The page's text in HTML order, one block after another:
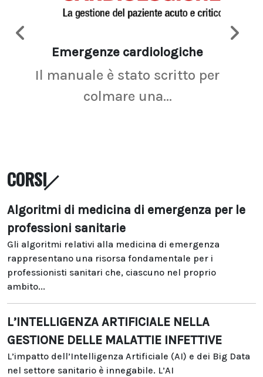
Emergenze cardiologiche
Il manuale è stato scritto per
colmare una...
CORSI
Algoritmi di medicina di emergenza per le
professioni sanitarie
Gli algoritmi relativi alla medicina di emergenza
rappresentano una risorsa fondamentale per i
professionisti sanitari che, ciascuno nel proprio
ambito...
L’INTELLIGENZA ARTIFICIALE NELLA
GESTIONE DELLE MALATTIE INFETTIVE
L’impatto dell’Intelligenza Artificiale (AI) e dei Big Data
nel settore sanitario è innegabile. L’AI